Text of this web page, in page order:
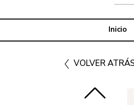
Inicio
VOLVER